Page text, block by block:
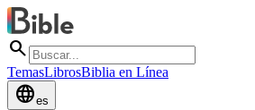
search
TemasLibrosBiblia en Línea
languagees